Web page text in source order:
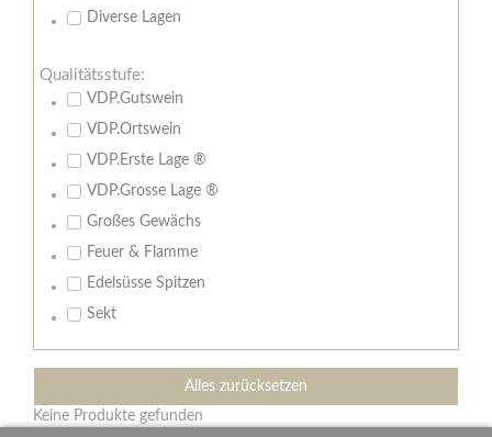
Diverse Lagen
Qualitätsstufe:
VDP.Gutswein
VDP.Ortswein
VDP.Erste Lage ®
VDP.Grosse Lage ®
Großes Gewächs
Feuer & Flamme
Edelsüsse Spitzen
Sekt
Alles zurücksetzen
Keine Produkte gefunden